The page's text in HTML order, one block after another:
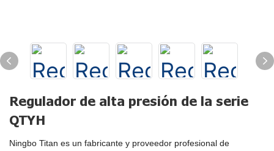
Regulador de alta presión de la serie
QTYH
Ningbo Titan es un fabricante y proveedor profesional de